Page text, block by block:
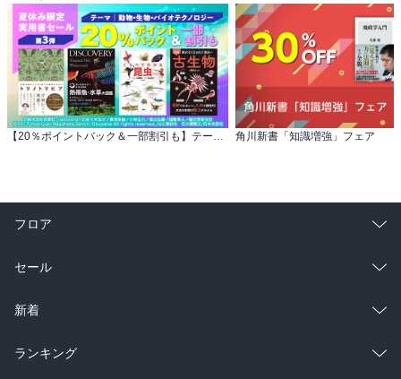
【20％ポイントバック＆一部割引も】テーマ：動物・生物・バイオテクノロジー 夏休み限定実用書セール第3弾 角川新書「知識増強」フェア
フロア
総合
ラノベ
雑誌・グラビア
セール
総合
ラノベ
新着
総合
ランキング